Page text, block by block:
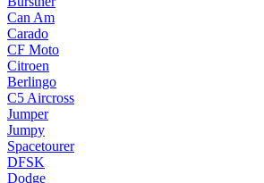
Can Am
Carado
CF Moto
Citroen
Berlingo
C5 Aircross
Jumper
Jumpy
Spacetourer
DFSK
Dodge